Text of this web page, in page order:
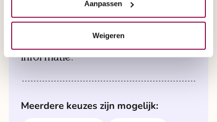
Aanpassen
Weigeren
Maak direct een afspraak via 0800 2020 of
maak direct een afspraak via formulier '
afspraak aan huis'.
Een brochure aanvragen?
Selecteer hier de gewenste
informatie.
Meerdere keuzes zijn mogelijk: